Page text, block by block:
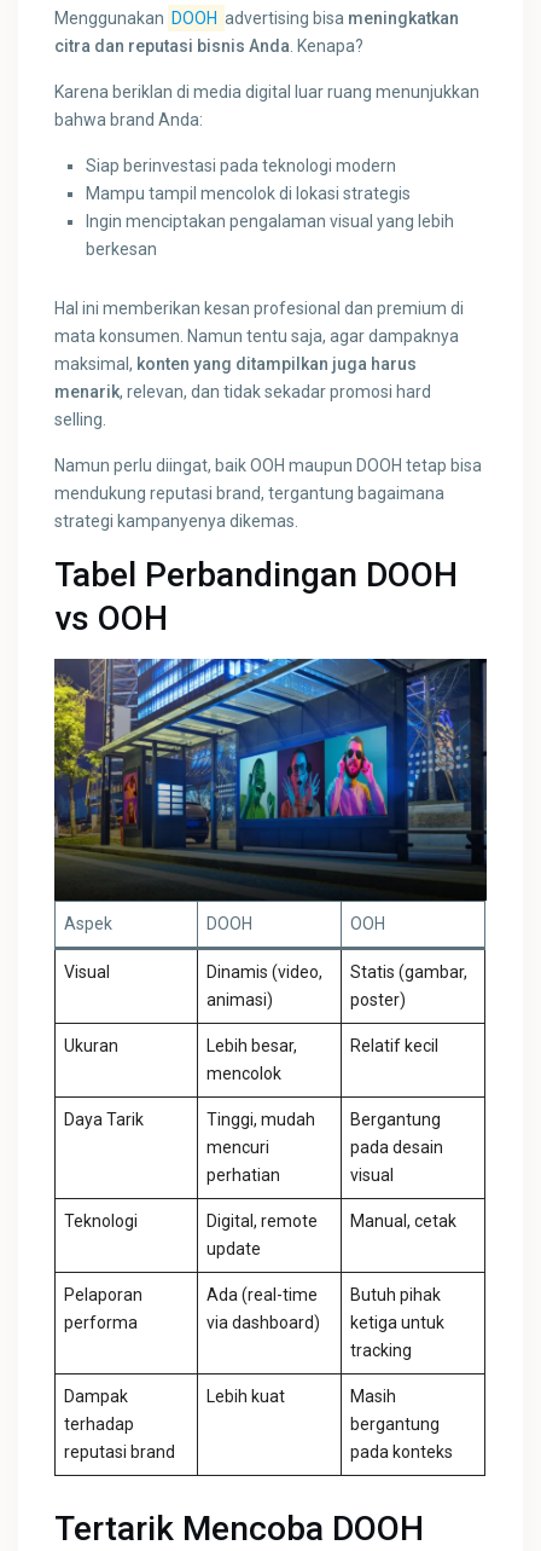
Menggunakan DOOH advertising bisa meningkatkan
citra dan reputasi bisnis Anda . Kenapa?
Karena beriklan di media digital luar ruang menunjukkan
bahwa brand Anda:
Siap berinvestasi pada teknologi modern
Mampu tampil mencolok di lokasi strategis
Ingin menciptakan pengalaman visual yang lebih
berkesan
Hal ini memberikan kesan profesional dan premium di
mata konsumen. Namun tentu saja, agar dampaknya
maksimal, konten yang ditampilkan juga harus
menarik, relevan, dan tidak sekadar promosi hard
selling.
Namun perlu diingat, baik OOH maupun DOOH tetap bisa
mendukung reputasi brand, tergantung bagaimana
strategi kampanyenya dikemas.
Tabel Perbandingan DOOH
vs OOH
Aspek DOOH OOH
Visual
Dinamis (video,
animasi)
Statis (gambar,
poster)
Ukuran
Lebih besar,
mencolok
Relatif kecil
Daya Tarik
Tinggi, mudah
mencuri
perhatian
Bergantung
pada desain
visual
Teknologi
Digital, remote
update
Manual, cetak
Pelaporan
performa
Ada (real-time
via dashboard)
Butuh pihak
ketiga untuk
tracking
Dampak
terhadap
reputasi brand
Lebih kuat
Masih
bergantung
pada konteks
Tertarik Mencoba DOOH